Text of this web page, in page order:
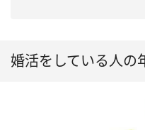
婚活をしている人の